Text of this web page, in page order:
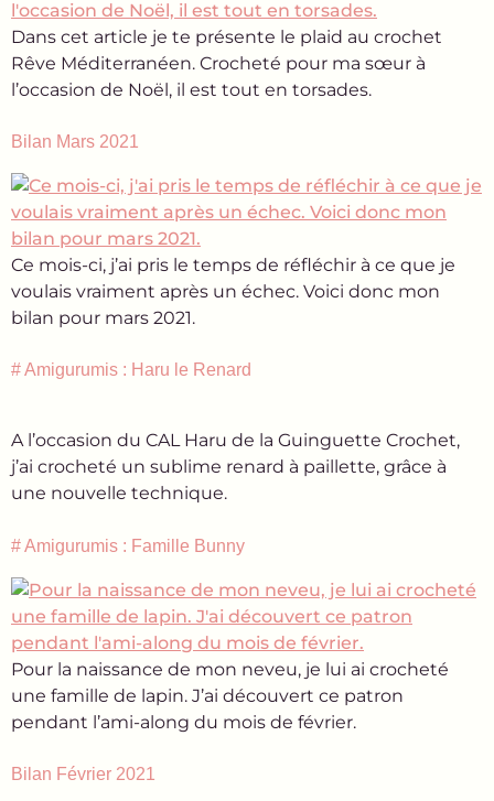
Dans cet article je te présente le plaid au crochet
Rêve Méditerranéen. Crocheté pour ma sœur à
l’occasion de Noël, il est tout en torsades.
Bilan Mars 2021
Ce mois-ci, j’ai pris le temps de réfléchir à ce que je
voulais vraiment après un échec. Voici donc mon
bilan pour mars 2021.
# Amigurumis : Haru le Renard
A l’occasion du CAL Haru de la Guinguette Crochet,
j’ai crocheté un sublime renard à paillette, grâce à
une nouvelle technique.
# Amigurumis : Famille Bunny
Pour la naissance de mon neveu, je lui ai crocheté
une famille de lapin. J’ai découvert ce patron
pendant l’ami-along du mois de février.
Bilan Février 2021